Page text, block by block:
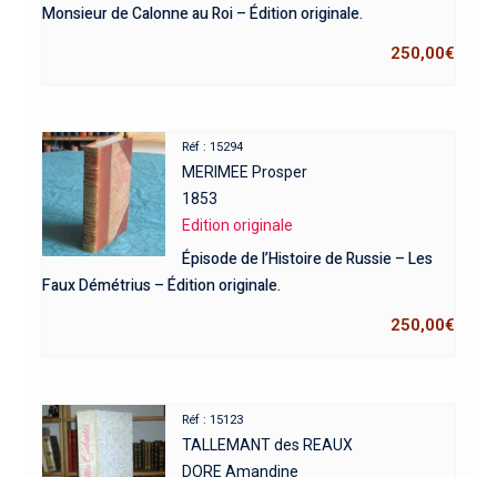
Monsieur de Calonne au Roi – Édition originale.
250,00€
Réf : 15294
MERIMEE Prosper
1853
Edition originale
Épisode de l’Histoire de Russie – Les
Faux Démétrius – Édition originale.
250,00€
Réf : 15123
TALLEMANT des REAUX
DORE Amandine